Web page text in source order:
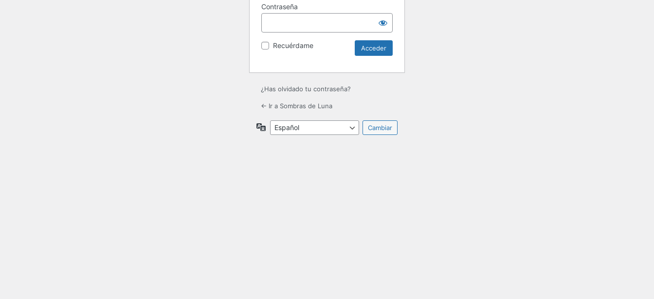
Contraseña
Recuérdame
¿Has olvidado tu contraseña?
← Ir a Sombras de Luna
Idioma